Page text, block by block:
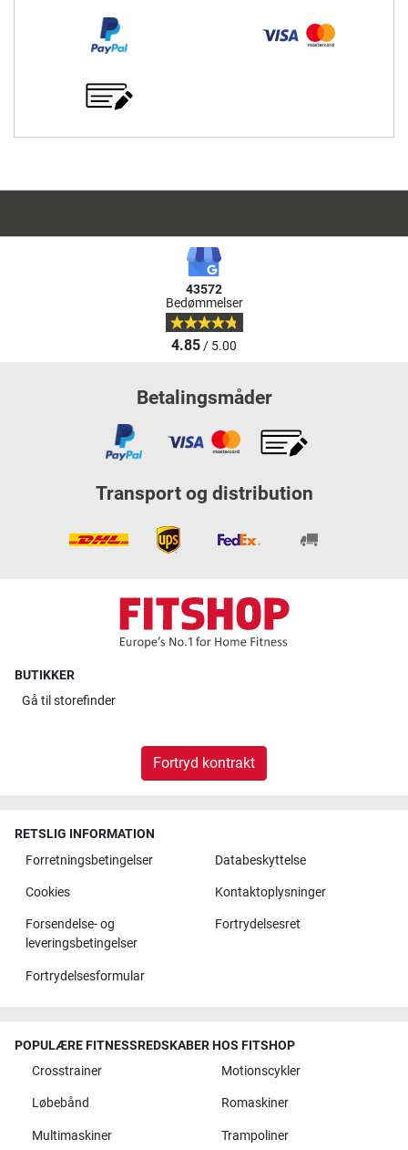
43572
Bedømmelser
4.85/ 5.00
Betalingsmåder
Transport og distribution
BUTIKKER
Gå til storefinder
Fortryd kontrakt
RETSLIG INFORMATION
Forretningsbetingelser
Databeskyttelse
Cookies Kontaktoplysninger
Forsendelse- og
leveringsbetingelser
Fortrydelsesret
Fortrydelsesformular
POPULÆRE FITNESSREDSKABER HOS FITSHOP
Crosstrainer
Motionscykler
Løbebånd Romaskiner
Multimaskiner Trampoliner